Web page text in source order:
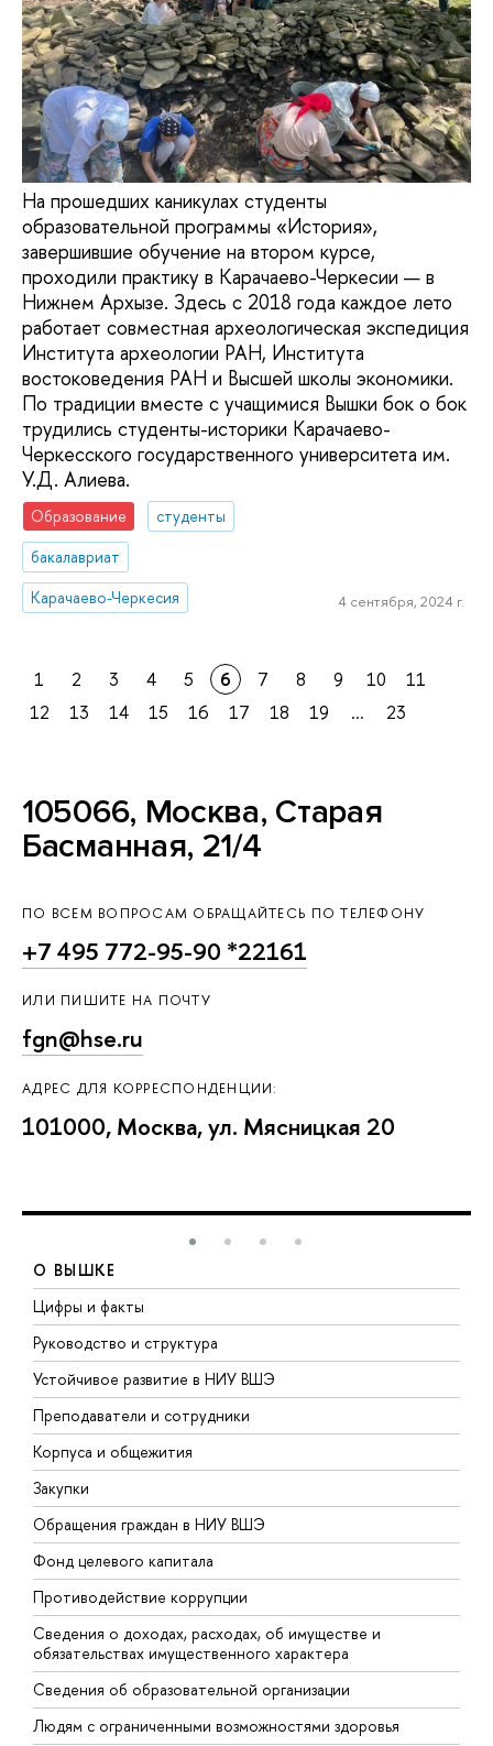
На прошедших каникулах студенты
образовательной программы «История»,
завершившие обучение на втором курсе,
проходили практику в Карачаево-Черкесии — в
Нижнем Архызе. Здесь с 2018 года каждое лето
работает совместная археологическая экспедиция
Института археологии РАН, Института
востоковедения РАН и Высшей школы экономики.
По традиции вместе с учащимися Вышки бок о бок
трудились студенты-историки Карачаево-
Черкесского государственного университета им.
У.Д. Алиева.
Образование
студенты
бакалавриат
Карачаево-Черкесия
4 сентября, 2024 г.
1 2 3 4 5 6 7 8 9 10
11
12
13 14 15 16 17 18 19 ... 23
105066, Москва, Старая
Басманная, 21/4
ПО ВСЕМ ВОПРОСАМ ОБРАЩАЙТЕСЬ ПО ТЕЛЕФОНУ
+7 495 772-95-90 *22161
ИЛИ ПИШИТЕ НА ПОЧТУ
fgn@hse.ru
АДРЕС ДЛЯ КОРРЕСПОНДЕНЦИИ:
101000, Москва, ул. Мясницкая 20
О ВЫШКЕ
Цифры и факты
Руководство и структура
Устойчивое развитие в НИУ ВШЭ
Преподаватели и сотрудники
Корпуса и общежития
Закупки
Обращения граждан в НИУ ВШЭ
Фонд целевого капитала
Противодействие коррупции
Сведения о доходах, расходах, об имуществе и
обязательствах имущественного характера
Сведения об образовательной организации
Людям с ограниченными возможностями здоровья